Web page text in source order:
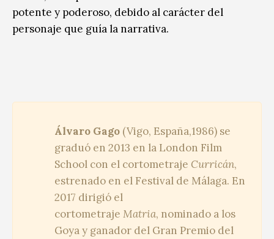
potente y poderoso, debido al carácter del
personaje que guía la narrativa.
Álvaro Gago (Vigo, España,1986) se
graduó en 2013 en la London Film
School con el cortometraje Curricán,
estrenado en el Festival de Málaga. En
2017 dirigió el
cortometraje Matria, nominado a los
Goya y ganador del Gran Premio del